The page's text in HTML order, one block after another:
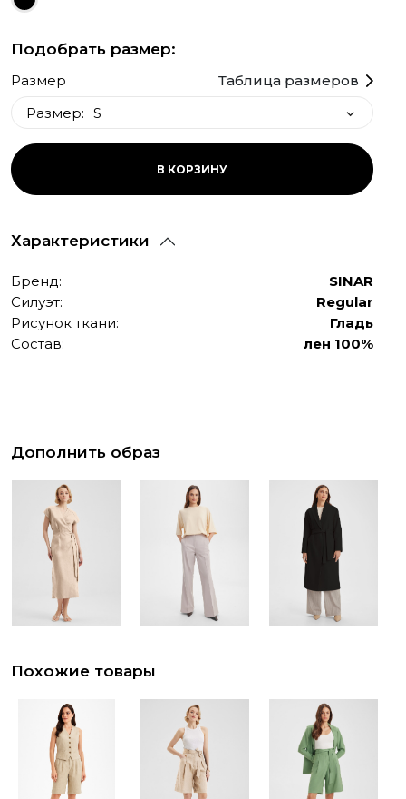
Подобрать размер:
Размер
Таблица размеров
Размер: S
В КОРЗИНУ
Характеристики
Бренд:
SINAR
Силуэт:
Regular
Рисунок ткани:
Гладь
Состав:
лен 100%
Дополнить образ
Похожие товары